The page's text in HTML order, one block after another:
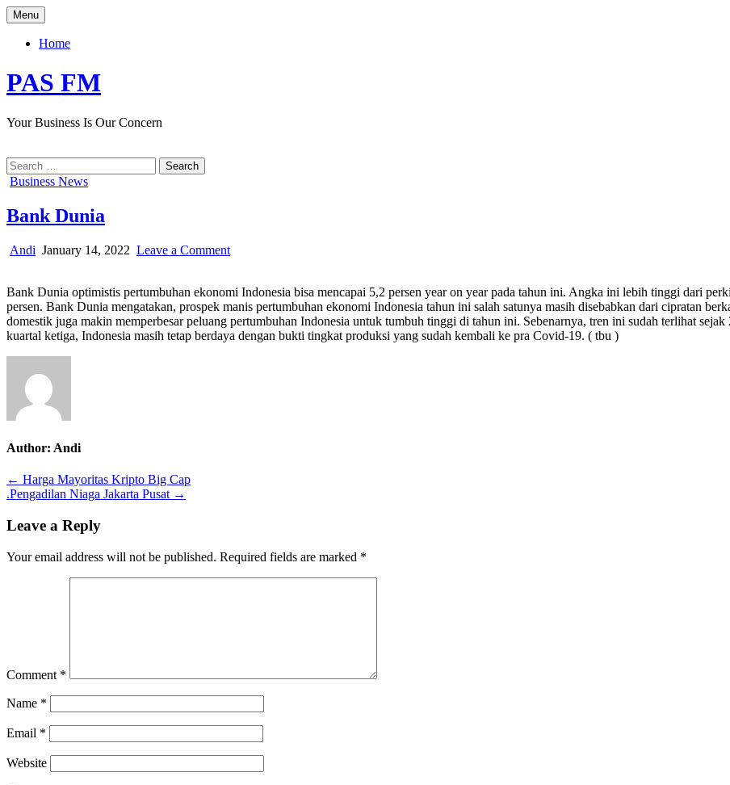
Skip
to
content
Menu
Home
PAS FM
Your Business Is Our Concern
Search
for:
Posted
Business News
Bank Dunia
Author:
Andi
Published
January 14, 2022 Leave a Commenton
Bank Dunia optimistis pertumbuhan ekonomi Indonesia bisa mencapai 5,2 persen year on year pada tahun ini. Angka ini lebih tinggi dari
persen. Bank Dunia mengatakan, prospek manis pertumbuhan ekonomi Indonesia tahun ini salah satunya masih disebabkan dari cipratan
domestik juga makin memperbesar peluang pertumbuhan Indonesia untuk tumbuh tinggi di tahun ini. Sebenarnya, tren ini sudah terlihat
kuartal ketiga, Indonesia masih tetap berdaya dengan bukti tingkat produksi yang sudah kembali ke pra Covid-19. ( tbu )
Author: Andi
Post
navigation
← Harga Mayoritas Kripto Big Cap
.Pengadilan Niaga Jakarta Pusat →
Leave a Reply
Your email address will not be published. Required fields are marked *
Comment *
Name *
Email *
Website